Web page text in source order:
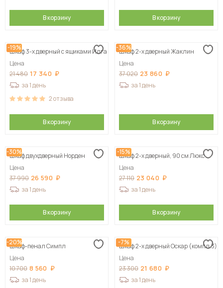
В корзину В корзину
-19%
Шкаф 3-х дверный с ящиками Илга
Цена
21 480 17 340
за 1 день
2отзыва
В корзину
-36%
Шкаф 2-х дверный Жаклин
Цена
37 020 23 860
за 1 день
В корзину
-30%
Шкаф двухдверный Норден
Цена
37 990 26 590
за 1 день
В корзину
-15%
Шкаф 2-х дверный, 90 см Люкс
Цена
27 110 23 040
за 1 день
В корзину
-20%
Шкаф-пенал Симпл
Цена
10 700 8 560
за 1 день
-7%
Шкаф 2-х дверный Оскар (компл.3)
Цена
23 300 21 680
за 1 день